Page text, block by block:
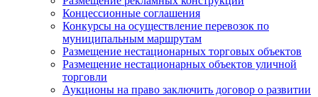
Концессионные соглашения
Конкурсы на осуществление перевозок по
муниципальным маршрутам
Размещение нестационарных торговых объектов
Размещение нестационарных объектов уличной
торговли
Аукционы на право заключить договор о развитии